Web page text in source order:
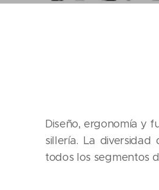
Diseño, ergonomía y
sillería. La
todos los segmentos